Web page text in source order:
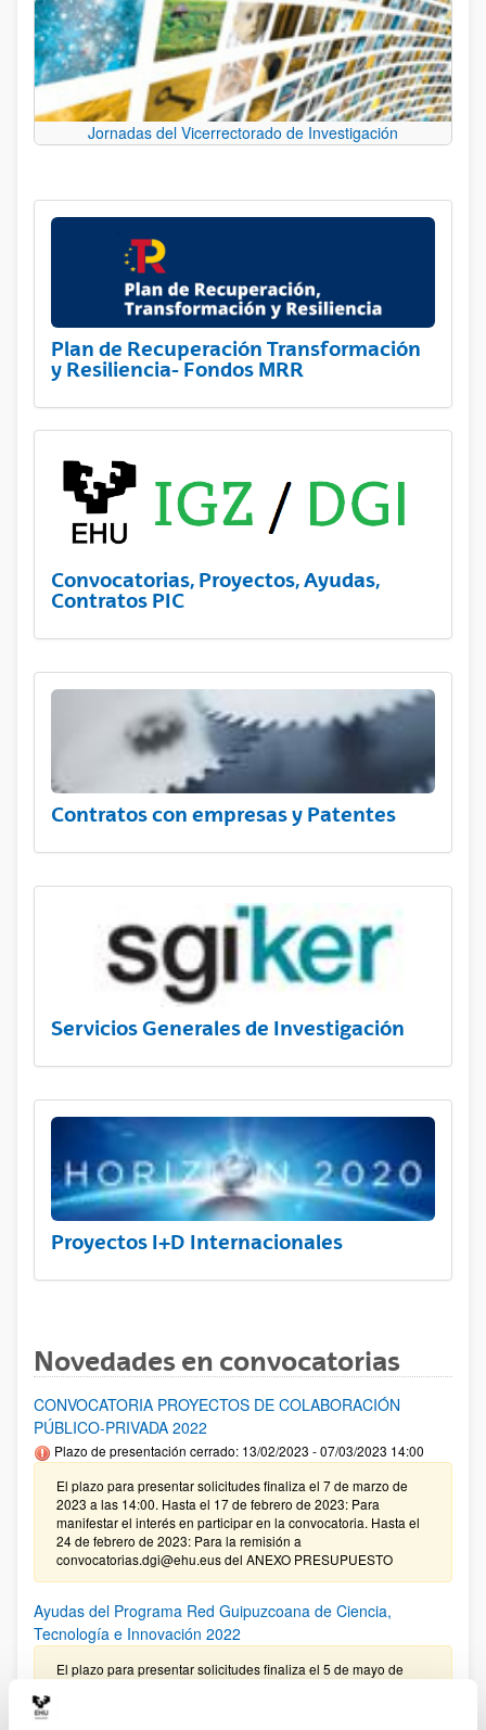
Jornadas del Vicerrectorado de Investigación
Plan de Recuperación Transformación
y Resiliencia- Fondos MRR
Convocatorias, Proyectos, Ayudas,
Contratos PIC
Contratos con empresas y Patentes
Servicios Generales de Investigación
Proyectos I+D Internacionales
Novedades en convocatorias
CONVOCATORIA PROYECTOS DE COLABORACIÓN
PÚBLICO-PRIVADA 2022
Plazo de presentación cerrado: 13/02/2023 - 07/03/2023 14:00
El plazo para presentar solicitudes finaliza el 7 de marzo de
2023 a las 14:00. Hasta el 17 de febrero de 2023: Para
manifestar el interés en participar en la convocatoria. Hasta el
24 de febrero de 2023: Para la remisión a
convocatorias.dgi@ehu.eus del ANEXO PRESUPUESTO
Ayudas del Programa Red Guipuzcoana de Ciencia,
Tecnología e Innovación 2022
El plazo para presentar solicitudes finaliza el 5 de mayo de